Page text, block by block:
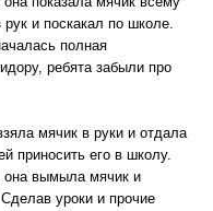
и поскакал по школе.
полная
ребята забыли про
мячик в руки и отдала
приносить его в школу.
она вымыла мячик и
уроки и прочие